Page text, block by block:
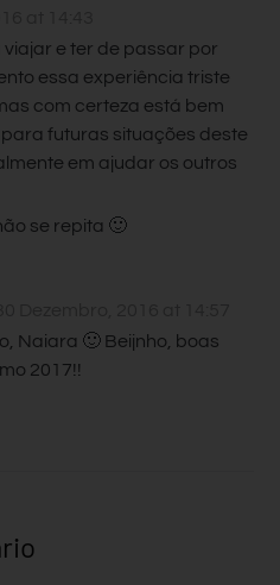
e ter de passar por
essa experiência triste
com certeza está bem
futuras situações deste
em ajudar os outros
se repita 🙂
Naiara 🙂 Beijnho, boas
2017!!